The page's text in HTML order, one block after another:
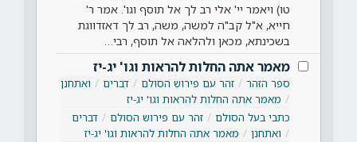
טו) ויאמר יי' אלי רב לך אל תוסף וגו'. אמר ר'
חייא, א"ל קב"ה למשה, משה, רב לך דאזדווגת
בשכינתא, מכאן ולהלאה אל תוסף, רבי…
מאמר אתה החלות להראות וגו' יג-יז
ספר הזהר זהר עם פירוש הסולם דברים
ואתחנן
מאמר אתה החלות להראות וגו' יג-יז
כתבי בעל הסולם
זהר עם פירוש הסולם
דברים
ואתחנן
מאמר אתה החלות להראות וגו' יג-יז